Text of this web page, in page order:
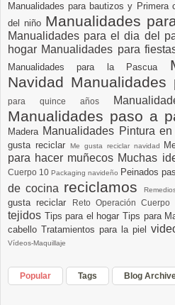
Manualidades para bautizos y Primera
del niño Manualidades
Manualidades para el dia del
hogar Manualidades para
Manualidades para la Pascua
Navidad Manualidades
para quince años
Manualidades paso a
Madera Manualidades Pintura
gusta reciclar
Me gusta reciclar navidad
para hacer muñecos Muchas
Cuerpo 10 Packaging navideño Peinados
de cocina reciclamos
gusta reciclar
Reto Operación
tejidos Tips para el hogarTips para
cabello Tratamientos para la piel
Vídeos-Maquillaje
Popular Tags Blog